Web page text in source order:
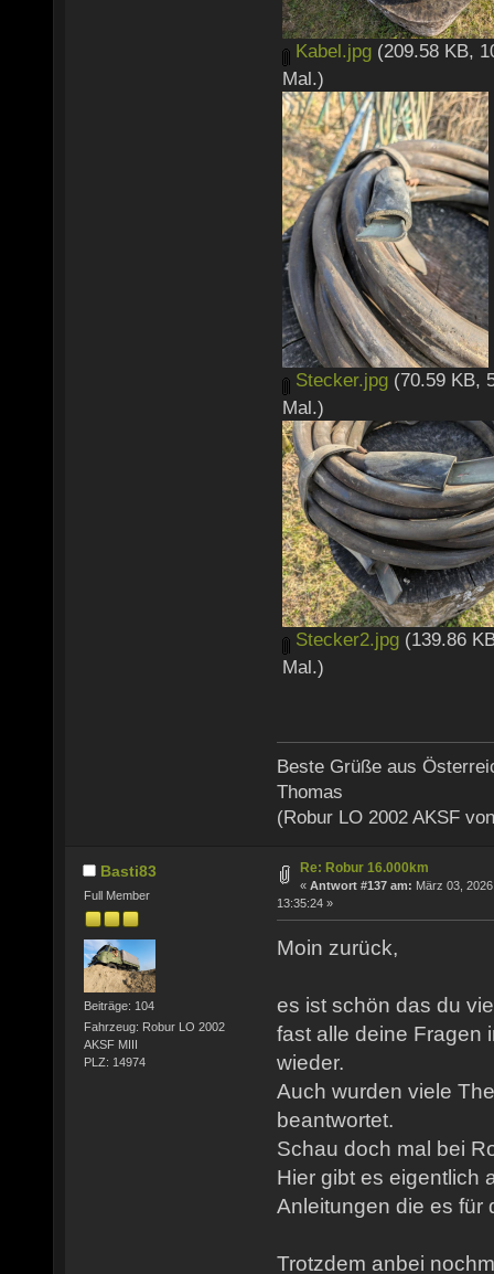
Kabel.jpg (209.58 KB,
Mal.)
Stecker.jpg (70.59 KB,
Mal.)
Stecker2.jpg (139.86
Mal.)
Beste Grüße aus
Thomas
(Robur LO 2002 AKSF
Basti83
Full Member
Beiträge: 104
Fahrzeug: Robur LO 2002
AKSF MIII
PLZ: 14974
Re: Robur 16.000km
« Antwort #137 am: März 03,
13:35:24 »
Moin zurück,
es ist schön das du
fast alle deine Fragen
wieder.
Auch wurden viele
beantwortet.
Schau doch mal bei
Hier gibt es eigentlich
Anleitungen die es für
Trotzdem anbei